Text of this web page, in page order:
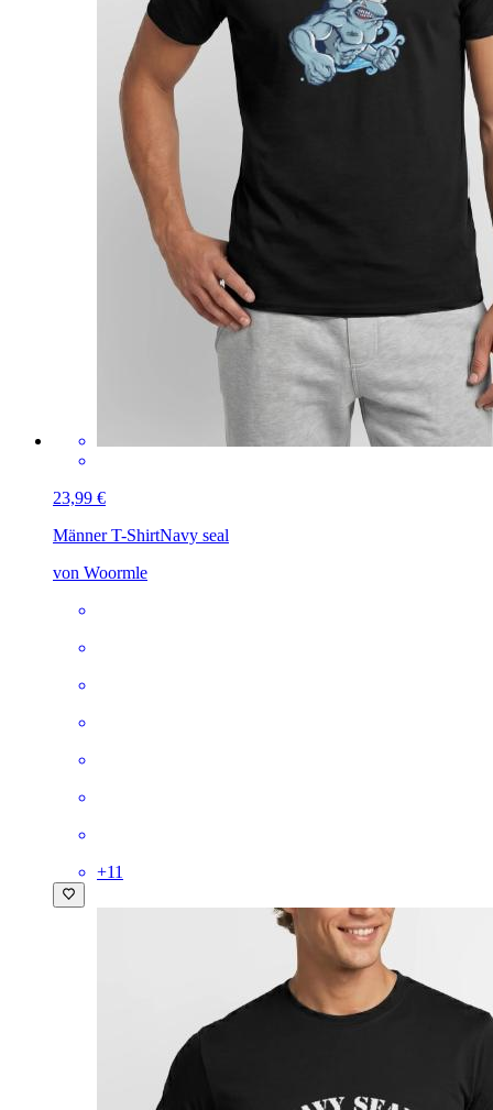
23,99 €
Männer T-ShirtNavy seal
von Woormle
+11